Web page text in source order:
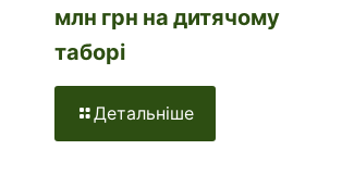
млн грн на дитячому
таборі
Детальніше